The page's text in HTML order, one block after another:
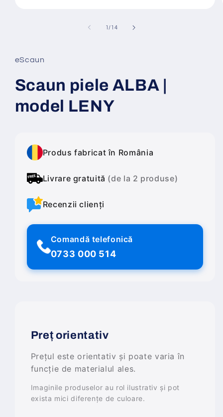
fereastră
modală
1 /din
14
eScaun
Scaun piele ALBA |
model LENY
Produs fabricat în România
Livrare gratuită (de la 2 produse)
Recenzii clienți
Comandă telefonică
0733 000 514
Preț orientativ
Prețul este orientativ și poate varia în
funcție de materialul ales.
Imaginile produselor au rol ilustrativ și pot
exista mici diferențe de culoare.